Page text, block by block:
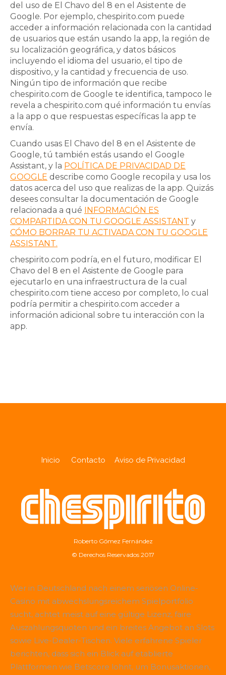
del uso de El Chavo del 8 en el Asistente de
Google. Por ejemplo, chespirito.com puede
acceder a información relacionada con la cantidad
de usuarios que están usando la app, la región de
su localización geográfica, y datos básicos
incluyendo el idioma del usuario, el tipo de
dispositivo, y la cantidad y frecuencia de uso.
Ningún tipo de información que recibe
chespirito.com de Google te identifica, tampoco le
revela a chespirito.com qué información tu envías
a la app o que respuestas específicas la app te
envía.
Cuando usas El Chavo del 8 en el Asistente de
Google, tú también estás usando el Google
Assistant, y la POLÍTICA DE PRIVACIDAD DE
GOOGLE describe como Google recopila y usa los
datos acerca del uso que realizas de la app. Quizás
desees consultar la documentación de Google
relacionada a qué INFORMACIÓN ES
COMPARTIDA CON TU GOOGLE ASSISTANT y
CÓMO BORRAR TU ACTIVADA CON TU GOOGLE
ASSISTANT.
chespirito.com podría, en el futuro, modificar El
Chavo del 8 en el Asistente de Google para
ejecutarlo en una infraestructura de la cual
chespirito.com tiene acceso por completo, lo cual
podría permitir a chespirito.com acceder a
información adicional sobre tu interacción con la
app.
Inicio Contacto Aviso de Privacidad
Roberto Gómez Fernández
© Derechos Reservados 2017
Wer in Deutschland nach einem seriösen Online-
Casino mit abwechslungsreichem Spielportfolio
sucht, achtet meist auf eine gültige Lizenz, faire
Auszahlungsquoten und ein breites Angebot an Slots
sowie Live-Dealer-Tischen. Viele erfahrene Spieler
berichten, dass sich ein Blick auf etablierte
Plattformen wie Betscore lohnt, um Bonusaktionen,